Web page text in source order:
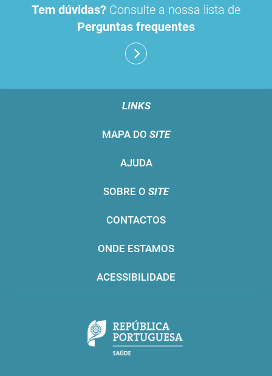
Tem dúvidas? Consulte a nossa lista de
Perguntas frequentes
LINKS
MAPA DO SITE
AJUDA
SOBRE O SITE
CONTACTOS
ONDE ESTAMOS
ACESSIBILIDADE